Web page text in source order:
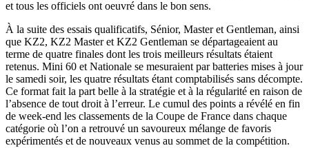
et tous les officiels ont oeuvré dans le bon sens.
À la suite des essais qualificatifs, Sénior, Master et Gentleman, ainsi
que KZ2, KZ2 Master et KZ2 Gentleman se départageaient au
terme de quatre finales dont les trois meilleurs résultats étaient
retenus. Mini 60 et Nationale se mesuraient par batteries mises à jour
le samedi soir, les quatre résultats étant comptabilisés sans décompte.
Ce format fait la part belle à la stratégie et à la régularité en raison de
l’absence de tout droit à l’erreur. Le cumul des points a révélé en fin
de week-end les classements de la Coupe de France dans chaque
catégorie où l’on a retrouvé un savoureux mélange de favoris
expérimentés et de nouveaux venus au sommet de la compétition.